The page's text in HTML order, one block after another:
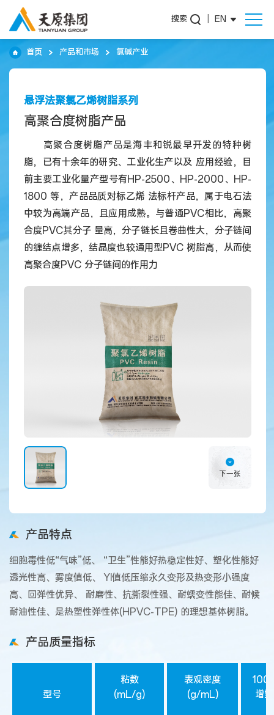
搜索 EN
首页 产品和市场 氯碱产业
悬浮法聚氯乙烯树脂系列
高聚合度树脂产品
高聚合度树脂产品是海丰和锐最早开发的特种树
脂，已有十余年的研究、工业化生产以及 应用经验，目
前主要工业化量产型号有HP-2500、HP-2000、HP-
1800 等，产品品质对标乙烯 法标杆产品，属于电石法
中较为高端产品，且应用成熟。与普通PVC相比，高聚
合度PVC其分子 量高，分子链长且卷曲性大，分子链间
的缠结点增多，结晶度也较通用型PVC 树脂高，从而使
高聚合度PVC 分子链间的作用力
下一张
产品特点
细胞毒性低“气味”低、 “卫生”性能好热稳定性好、塑化性能好
透光性高、雾度值低、 YI值低压缩永久变形及热变形小强度
高、回弹性优异、 耐磨性、抗撕裂性强、耐蠕变性能佳、耐候
耐油性佳、是热塑性弹性体(HPVC-TPE) 的理想基体树脂。
产品质量指标
型号
粘数
(mL/g)
表观密度
(g/mL)
增